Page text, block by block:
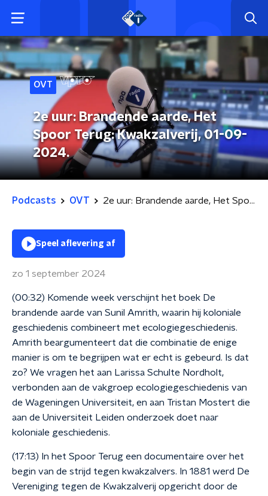
OVT
2e uur: Brandende aarde, Het
Spoor Terug: Kwakzalverij, 01-09-
2024.
Podcasts OVT 2e uur: Brandende aarde, Het Spoor Terug: Kwakzalverij, 01-09-2024.
Speel aflevering af
zo 1 september 2024
(00:32) Komende week verschijnt het boek De
brandende aarde van Sunil Amrith, waarin hij koloniale
geschiedenis combineert met ecologiegeschiedenis.
Amrith beargumenteert dat die combinatie de enige
manier is om te begrijpen wat er echt is gebeurd. Is dat
zo? We vragen het aan Larissa Schulte Nordholt,
verbonden aan de vakgroep ecologiegeschiedenis van
de Wageningen Universiteit, en aan Tristan Mostert die
aan de Universiteit Leiden onderzoek doet naar
koloniale geschiedenis.
(17:13) In het Spoor Terug een documentaire over het
begin van de strijd tegen kwakzalvers. In 1881 werd De
Vereniging tegen de Kwakzalverij opgericht door de